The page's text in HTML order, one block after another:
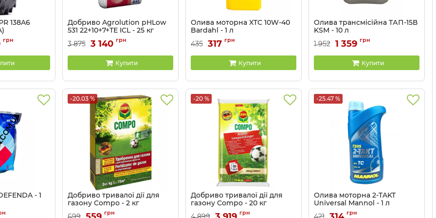
138A6
грн
Добриво Agrolution pHLow
531 22+10+7+ТЕ ICL - 25 кг
Артикул: 3201515
3 875 3 140 грн
Купити
Олива моторна XTC 10W-40
Bardahl - 1 л
Артикул: BAR-36241
435 317 грн
Купити
Олива трансмісійна ТАП-15В
KSM - 10 л
Артикул: 81041236
1 952 1 359 грн
Купити
- 1
-20.03 %
Добриво тривалої дії для
газону Compo - 2 кг
Артикул: 5283грн
-20 %
Добриво тривалої дії для
газону Compo - 20 кг
Артикул: 5284 грн
-25.47 %
Олива моторна 2-TAKT
Universal Mannol - 1 л
Артикул: MN7205-1
грн